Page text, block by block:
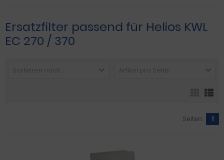
Ersatzfilter passend für Helios KWL
EC 270 / 370
Sortieren nach ... Artikel pro Seite
Seiten: 1